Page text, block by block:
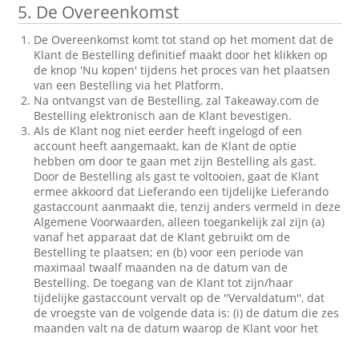
5. De Overeenkomst
De Overeenkomst komt tot stand op het moment dat de
Klant de Bestelling definitief maakt door het klikken op
de knop 'Nu kopen' tijdens het proces van het plaatsen
van een Bestelling via het Platform.
Na ontvangst van de Bestelling, zal Takeaway.com de
Bestelling elektronisch aan de Klant bevestigen.
Als de Klant nog niet eerder heeft ingelogd of een
account heeft aangemaakt, kan de Klant de optie
hebben om door te gaan met zijn Bestelling als gast.
Door de Bestelling als gast te voltooien, gaat de Klant
ermee akkoord dat Lieferando een tijdelijke Lieferando
gastaccount aanmaakt die, tenzij anders vermeld in deze
Algemene Voorwaarden, alleen toegankelijk zal zijn (a)
vanaf het apparaat dat de Klant gebruikt om de
Bestelling te plaatsen; en (b) voor een periode van
maximaal twaalf maanden na de datum van de
Bestelling. De toegang van de Klant tot zijn/haar
tijdelijke gastaccount vervalt op de ''Vervaldatum'', dat
de vroegste van de volgende data is: (i) de datum die zes
maanden valt na de datum waarop de Klant voor het